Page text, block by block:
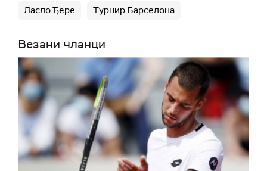
Ласло Ђере Турнир Барселона
Везани чланци